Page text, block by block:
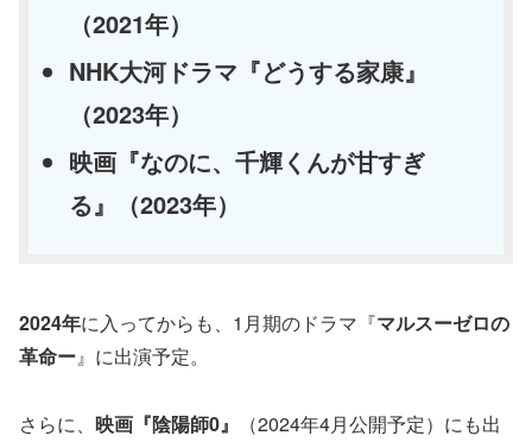
（2021年）
NHK大河ドラマ『どうする家康』
（2023年）
映画『なのに、千輝くんが甘すぎ
る』（2023年）
2024年に入ってからも、1月期のドラマ『マルスーゼロの
革命ー』に出演予定。
さらに、 映画『陰陽師0』
（2024年4月公開予定）にも出